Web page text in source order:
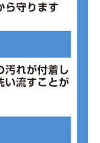
足のサイズは甲高、
てご判断ください。
めパッケージの一部
。予めご了承いただ